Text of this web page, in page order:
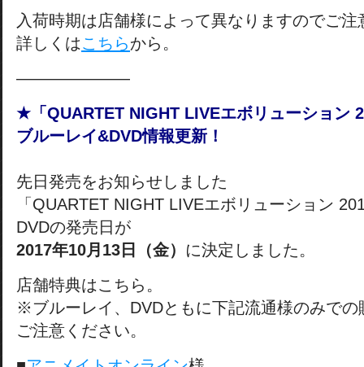
入荷時期は店舗様によって異なりますのでご注
詳しくはこちらから。
———————
★「QUARTET NIGHT LIVEエボリューション
ブルーレイ&DVD情報更新！
先日発売をお知らせしました
「QUARTET NIGHT LIVEエボリューション
DVDの発売日が
2017年10月13 日（金） に決定しました。
店舗特典はこちら。
※ブルーレイ、DVDともに下記流通様のみでの
ご注意ください。